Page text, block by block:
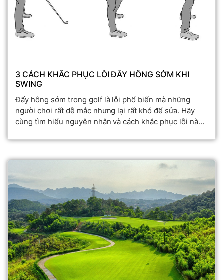
3 CÁCH KHẮC PHỤC LỖI ĐẨY HÔNG SỚM KHI
SWING
Đẩy hông sớm trong golf là lỗi phổ biến mà những
người chơi rất dễ mắc nhưng lại rất khó để sửa. Hãy
cùng tìm hiểu nguyên nhân và cách khắc phục lỗi này